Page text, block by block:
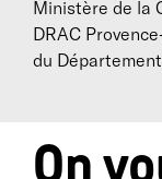
d’Angers. Au
Nantes il
chorégraphié
directe avec le
pour Béatrice
Ministère de la
DRAC
du
On